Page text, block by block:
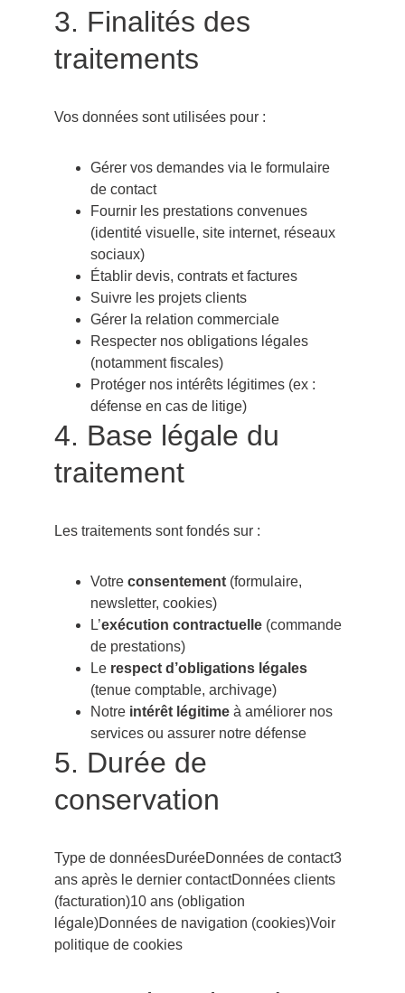
3. Finalités des
traitements
Vos données sont utilisées pour :
Gérer vos demandes via le formulaire
de contact
Fournir les prestations convenues
(identité visuelle, site internet, réseaux
sociaux)
Établir devis, contrats et factures
Suivre les projets clients
Gérer la relation commerciale
Respecter nos obligations légales
(notamment fiscales)
Protéger nos intérêts légitimes (ex :
défense en cas de litige)
4. Base légale du
traitement
Les traitements sont fondés sur :
Votre consentement (formulaire,
newsletter, cookies)
L’exécution contractuelle (commande
de prestations)
Le respect d’obligations légales
(tenue comptable, archivage)
Notre intérêt légitime à améliorer nos
services ou assurer notre défense
5. Durée de
conservation
Type de donnéesDuréeDonnées de contact3
ans après le dernier contactDonnées clients
(facturation)10 ans (obligation
légale)Données de navigation (cookies)Voir
politique de cookies